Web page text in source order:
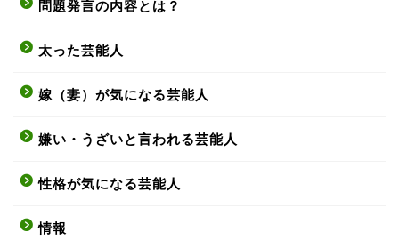
問題発言の内容とは？
太った芸能人
嫁（妻）が気になる芸能人
嫌い・うざいと言われる芸能人
性格が気になる芸能人
情報